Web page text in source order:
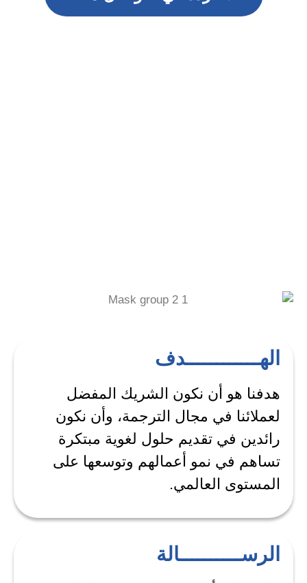
الهــــــــــــدف
هدفنا هو أن نكون الشريك المفضل
لعملائنا في مجال الترجمة، وأن نكون
رائدين في تقديم حلول لغوية مبتكرة
تساهم في نمو أعمالهم وتوسعها على
المستوى العالمي.
الرســــــــــالة